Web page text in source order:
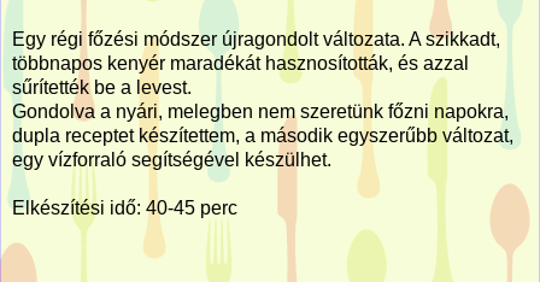
Egy régi főzési módszer újragondolt változata. A szikkadt,
többnapos kenyér maradékát hasznosították, és azzal
sűrítették be a levest.
Gondolva a nyári, melegben nem szeretünk főzni napokra,
dupla receptet készítettem, a második egyszerűbb változat,
egy vízforraló segítségével készülhet.
Elkészítési idő: 40-45 perc